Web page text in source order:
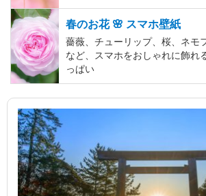
春のお花 🌸 スマホ壁紙
薔薇、チューリップ、桜、ネモ
など、スマホをおしゃれに飾れ
っぱい